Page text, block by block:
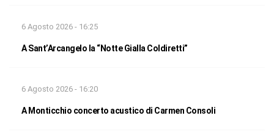
6 Agosto 2026 - 16:25
A Sant’Arcangelo la “Notte Gialla Coldiretti”
6 Agosto 2026 - 16:20
A Monticchio concerto acustico di Carmen Consoli